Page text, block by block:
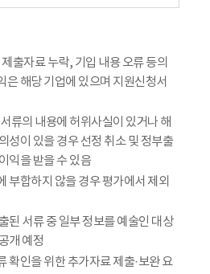
출자료 누락, 기입 내용 오류 등의
은 해당 기업에 있으며 지원신청서
류의 내용에 허위사실이 있거나 해
성이 있을 경우 선정 취소 및 정부출
익을 받을 수 있음
부합하지 않을 경우 평가에서 제외
된 서류 중 일부 정보를 예술인 대상
개 예정
확인을 위한 추가자료 제출·보완 요